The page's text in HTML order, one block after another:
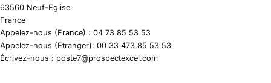
63560 Neuf-Eglise
France
Appelez-nous (France) : 04 73 85 53 53
Appelez-nous (Etranger): 00 33 473 85 53 53
Écrivez-nous : poste7@prospectexcel.com